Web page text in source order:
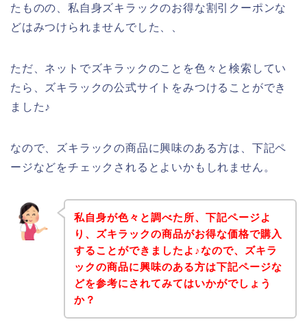
たものの、私自身ズキラックのお得な割引クーポンな
どはみつけられませんでした、、
ただ、ネットでズキラックのことを色々と検索してい
たら、ズキラックの公式サイトをみつけることができ
ました♪
なので、ズキラックの商品に興味のある方は、下記ペ
ージなどをチェックされるとよいかもしれません。
私自身が色々と調べた所、下記ページよ
り、ズキラックの商品がお得な価格で購入
することができましたよ♪なので、ズキラ
ックの商品に興味のある方は下記ページな
どを参考にされてみてはいかがでしょう
か？